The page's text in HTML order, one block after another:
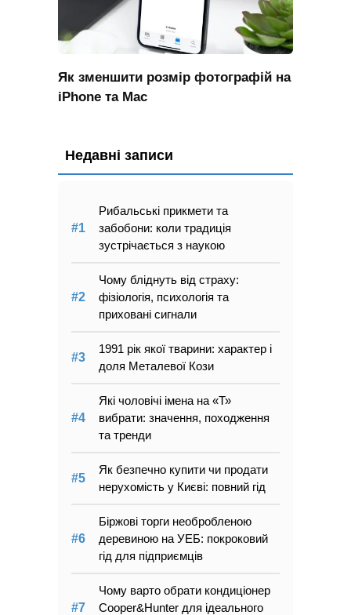
Як зменшити розмір фотографій на
iPhone та Mac
Недавні записи
Рибальські прикмети та
забобони: коли традиція
зустрічається з наукою
Чому бліднуть від страху:
фізіологія, психологія та
приховані сигнали
1991 рік якої тварини: характер і
доля Металевої Кози
Які чоловічі імена на «Т»
вибрати: значення, походження
та тренди
Як безпечно купити чи продати
нерухомість у Києві: повний гід
Біржові торги необробленою
деревиною на УЕБ: покроковий
гід для підприємців
Чому варто обрати кондиціонер
Cooper&Hunter для ідеального